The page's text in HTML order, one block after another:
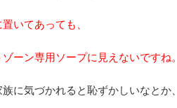
いてあっても、
ーン専用ソープに見えないですね。
に気づかれると恥ずかしいなとか、